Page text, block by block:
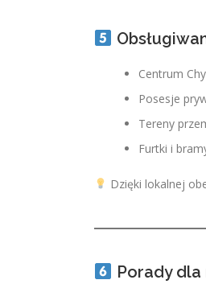
Centrum
Posesje
Tereny
Furtki i
Dzięki lokalnej
Porady